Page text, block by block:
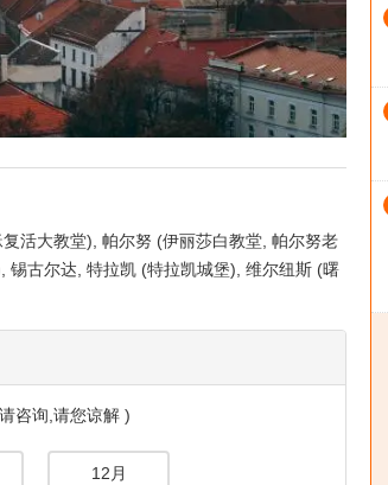
活大教堂), 帕尔努 (伊丽莎白教堂, 帕尔努老
古尔达, 特拉凯 (特拉凯城堡), 维尔纽斯 (曙
咨询,请您谅解 )
12月